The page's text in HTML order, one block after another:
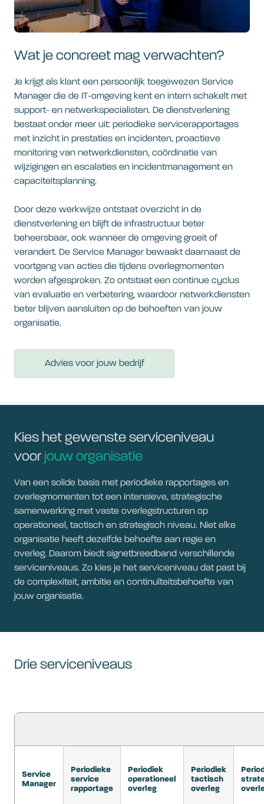
Wat je concreet mag verwachten?
Je krijgt als klant een persoonlijk toegewezen Service
Manager die de IT-omgeving kent en intern schakelt met
support- en netwerkspecialisten. De dienstverlening
bestaat onder meer uit: periodieke servicerapportages
met inzicht in prestaties en incidenten, proactieve
monitoring van netwerkdiensten, coördinatie van
wijzigingen en escalaties en incidentmanagement en
capaciteitsplanning.
Door deze werkwijze ontstaat overzicht in de
dienstverlening en blijft de infrastructuur beter
beheersbaar, ook wanneer de omgeving groeit of
verandert. De Service Manager bewaakt daarnaast de
voortgang van acties die tijdens overlegmomenten
worden afgesproken. Zo ontstaat een continue cyclus
van evaluatie en verbetering, waardoor netwerkdiensten
beter blijven aansluiten op de behoeften van jouw
organisatie.
Advies voor jouw bedrijf
Kies het gewenste serviceniveau
voor jouw organisatie
Van een solide basis met periodieke rapportages en
overlegmomenten tot een intensieve, strategische
samenwerking met vaste overlegstructuren op
operationeel, tactisch en strategisch niveau. Niet elke
organisatie heeft dezelfde behoefte aan regie en
overleg. Daarom biedt signetbreedband verschillende
serviceniveaus. Zo kies je het serviceniveau dat past bij
de complexiteit, ambitie en continuïteitsbehoefte van
jouw organisatie.
Drie serviceniveaus
Service
Manager
Periodieke
service
rapportage
Periodiek
operationeel
overleg
Periodiek
tactisch
overleg